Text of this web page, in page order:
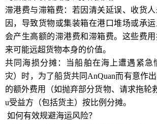
滞港费与滞箱费：若因清关延误、收货
因，导致货物或集装箱在港口堆场或承
会产生高额的滞港费和滞箱费。这些费
来可能远超货物本身的价值。
共同海损分摊：当船舶在海上遭遇紧急
灾）时，为了船货共同AnQuan而有意作
的额外费用（如抛弃部分货物、请求拖轮
u受益方（包括货主）按比例分摊。
如何有效规避海运风险？